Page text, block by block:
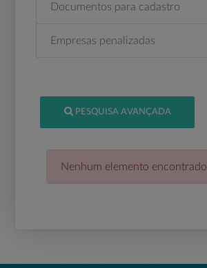
Documentos para cadastro
Empresas penalizadas
PESQUISA AVANÇADA
Nenhum elemento encontrado.